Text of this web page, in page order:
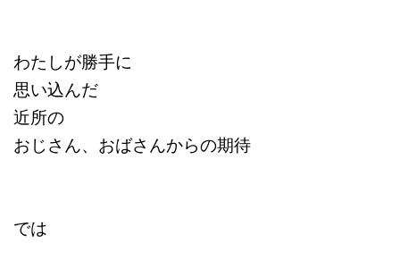
わたしが勝手に
思い込んだ
近所の
おじさん、おばさんからの期待
では